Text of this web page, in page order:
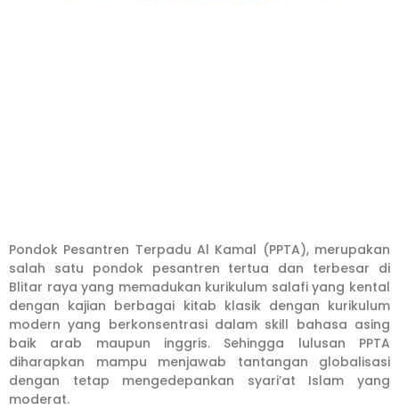
Pondok Pesantren Terpadu Al Kamal (PPTA), merupakan
salah satu pondok pesantren tertua dan terbesar di
Blitar raya yang memadukan kurikulum salafi yang kental
dengan kajian berbagai kitab klasik dengan kurikulum
modern yang berkonsentrasi dalam skill bahasa asing
baik arab maupun inggris. Sehingga lulusan PPTA
diharapkan mampu menjawab tantangan globalisasi
dengan tetap mengedepankan syari’at Islam yang
moderat.